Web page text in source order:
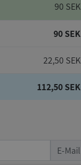
90 SEK
90 SEK
22,50 SEK
112,50 SEK
E-Mail